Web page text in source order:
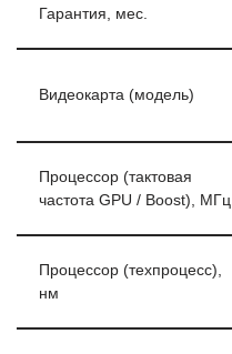
Гарантия, мес.
Видеокарта (модель)
Процессор (тактовая
частота GPU / Boost), МГц
Процессор (техпроцесс),
нм